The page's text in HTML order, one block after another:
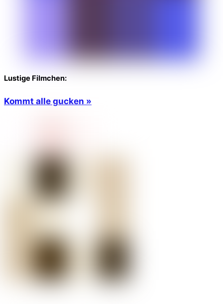
Lustige Filmchen:
Kommt alle gucken »